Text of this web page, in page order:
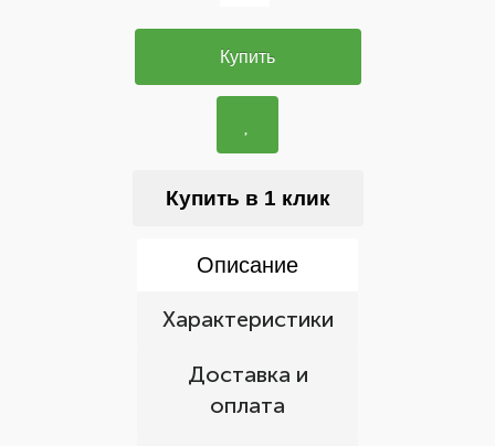
Купить
Купить в 1 клик
Описание
Характеристики
Доставка и
оплата